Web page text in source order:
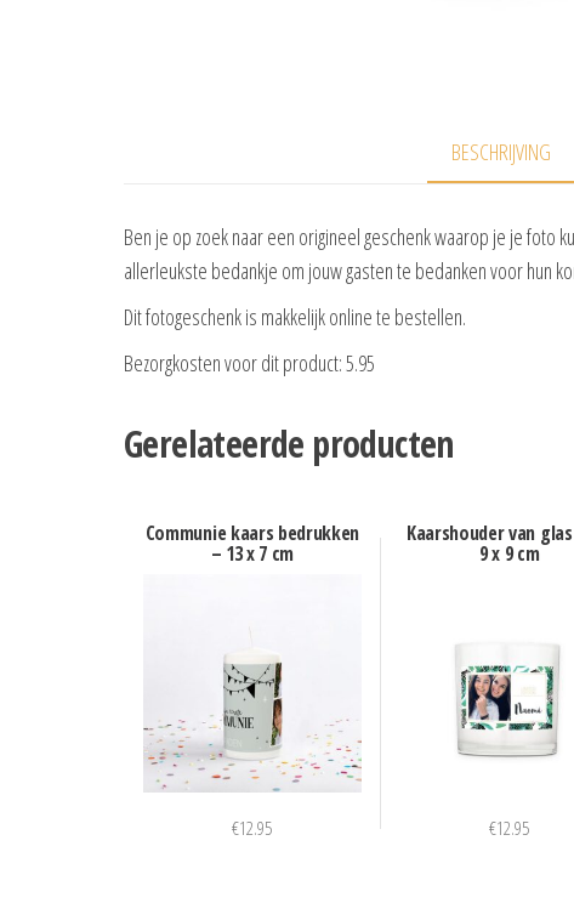
BESCHRIJVING
Ben je op zoek naar een origineel geschenk waarop je je foto
allerleukste bedankje om jouw gasten te bedanken voor hun
Dit fotogeschenk is makkelijk online te bestellen.
Bezorgkosten voor dit product: 5.95
Gerelateerde producten
Communie kaars bedrukken
– 13 x 7 cm
€12.95
Kaarshouder van
9 x 9 cm
€12.95